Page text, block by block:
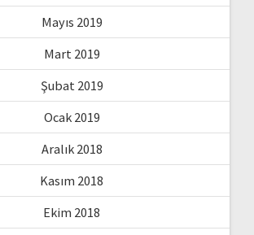
Mayıs 2019
Mart 2019
Şubat 2019
Ocak 2019
Aralık 2018
Kasım 2018
Ekim 2018